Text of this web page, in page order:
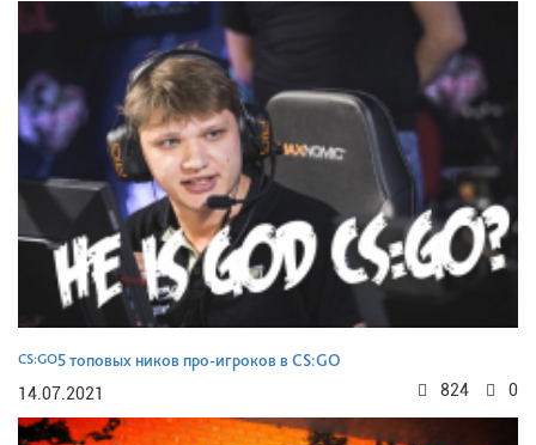
CS:GO5 топовых ников про-игроков в CS:GO
14.07.2021
0
824